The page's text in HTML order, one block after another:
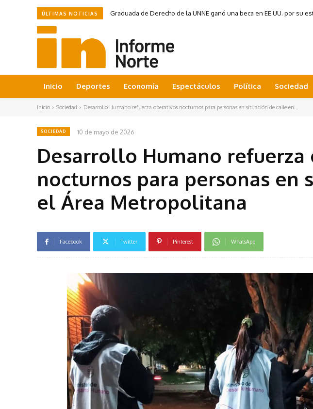
ÚLTIMAS NOTICIAS Graduada de Derecho de la UNNE ganó una beca en EE.UU. por su
Inicio Deportes Economía Espectáculos Política Sociedad
Inicio Sociedad Desarrollo Humano refuerza operativos nocturnos para personas en situación de calle en...
SOCIEDAD 10 de mayo de 2026
Desarrollo Humano refuerza
nocturnos para personas en
el Área Metropolitana
Facebook Twitter Pinterest WhatsApp